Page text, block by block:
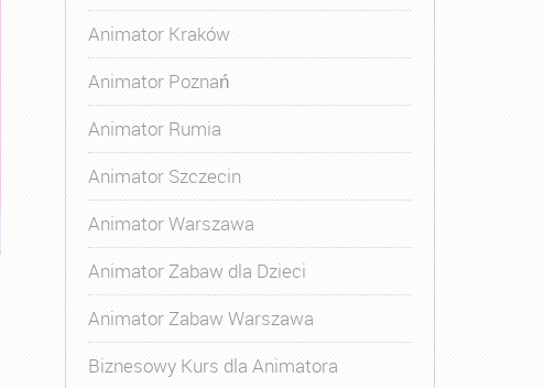
Animator Kraków
Animator Poznań
Animator Rumia
Animator Szczecin
Animator Warszawa
Animator Zabaw dla Dzieci
Animator Zabaw Warszawa
Biznesowy Kurs dla Animatora